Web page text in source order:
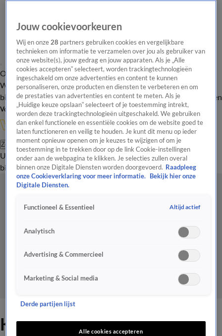
Overzicht Onze programma's Uitzendingen Onze gezichten
In de
WandelgangenInterviewsUitzending
bijwonenPodcastShopVeelgestelde vragenKijkersvraag insturen
Volg Vandaag Inside
Zoeken
UitzendingenVandaag InsideDe OranjezomerShopUitzending
bijwonen
Klaassen vs Willem Vissers
Jouw cookievoorkeuren
Wij en onze28 partners gebruiken cookies en vergelijkbare
technieken om informatie te verzamelen over jou als gebruiker van
onze website(s), jouw gedrag en jouw apparaten. Als je „Alle
cookies accepteren” selecteert, worden trackingtechnologieën
ingeschakeld om onze advertenties en content te kunnen
personaliseren, onze producten en diensten te verbeteren en om
de prestaties van advertenties en content te meten. Als je
„Huidige keuze opslaan” selecteert of je toestemming intrekt,
worden deze trackingtechnologieën uitgeschakeld. We gebruiken
dan enkel functionele en essentiële cookies om de website goed te
laten functioneren en veilig te houden. Je kunt dit menu op ieder
moment opnieuw openen om je keuzes te wijzigen of om je
toestemming in te trekken door op de link Cookie-instellingen
onder aan de webpagina te klikken. Je selecties zullen overal
binnen onze Digitale Diensten worden doorgevoerd. Raadpleeg
onze Cookieverklaring voor meer informatie.
Bekijk hier onze
Digitale Diensten.
Functioneel & Essentieel Altijd actief
Analytisch
Advertising & Commercieel
Marketing & Social media
Derde partijen lijst
Alle cookies accepteren